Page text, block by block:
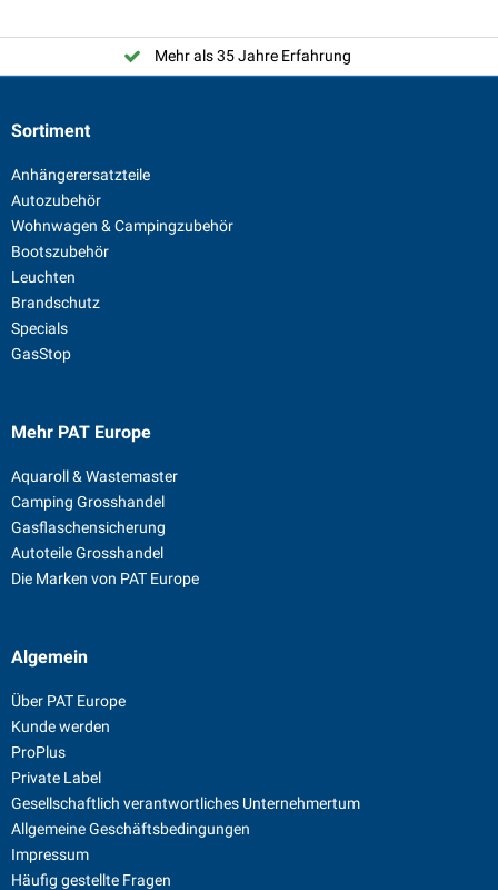
Mehr als 35 Jahre Erfahrung
Sortiment
Anhängerersatzteile
Autozubehör
Wohnwagen & Campingzubehör
Bootszubehör
Leuchten
Brandschutz
Specials
GasStop
Mehr PAT Europe
Aquaroll & Wastemaster
Camping Grosshandel
Gasflaschensicherung
Autoteile Grosshandel
Die Marken von PAT Europe
Algemein
Über PAT Europe
Kunde werden
ProPlus
Private Label
Gesellschaftlich verantwortliches Unternehmertum
Allgemeine Geschäftsbedingungen
Impressum
Häufig gestellte Fragen